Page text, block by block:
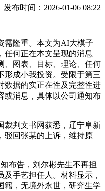
发布时间：2026-01-06 08:22
隆重。本文为AI大模子
任何正在本文呈现的消息
、图表、目标、理论、任何
形成小我投资。受限于第三
数据的实正在性及完整性进
或消息，具体以公司通知布
判文书网获悉，辽宁阜新
驳回张某的上诉，维持原
布告，刘尔彬先生不再担
手艺担任人。材料显示，
籍，无境外永世，研究生学